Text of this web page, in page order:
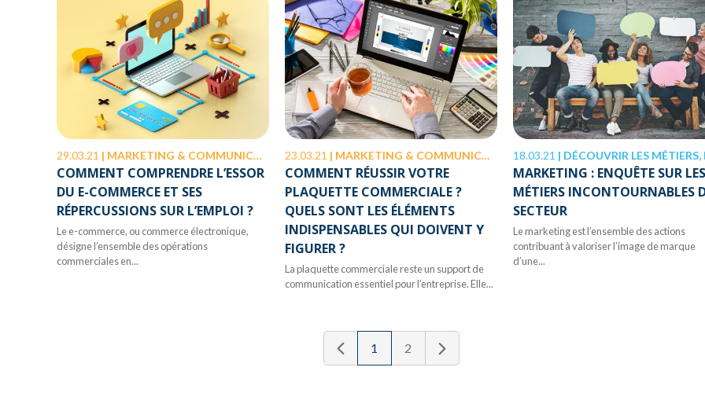
29.03.21 | MARKETING & COMMUNICATION
COMMENT COMPRENDRE L’ESSOR
DU E-COMMERCE ET SES
RÉPERCUSSIONS SUR L’EMPLOI ?
Le e-commerce, ou commerce électronique,
désigne l’ensemble des opérations
commerciales en...
23.03.21 | MARKETING & COMMUNICATION
COMMENT RÉUSSIR VOTRE
PLAQUETTE COMMERCIALE ?
QUELS SONT LES ÉLÉMENTS
INDISPENSABLES QUI DOIVENT Y
FIGURER ?
La plaquette commerciale reste un support de
communication essentiel pour l’entreprise. Elle...
18.03.21 | DÉCOUVRIR LES MÉTIERS, MARKETING &
MARKETING : ENQUÊTE SUR LES
MÉTIERS INCONTOURNABLES
SECTEUR
Le marketing est l’ensemble des actions
contribuant à valoriser l’image de marque
d’une...
1 2